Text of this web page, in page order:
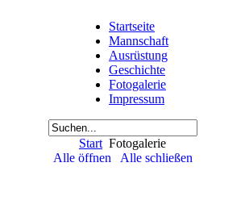
Startseite
Mannschaft
Ausrüstung
Geschichte
Fotogalerie
Impressum
Start Fotogalerie
Alle öffnen
Alle schließen